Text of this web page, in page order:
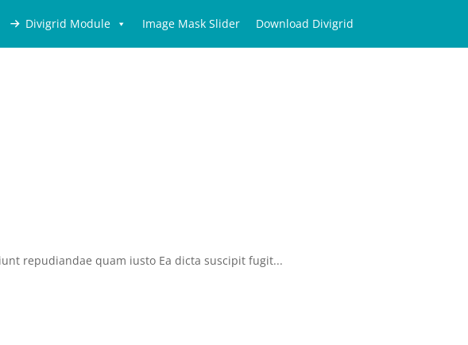
Divigrid Module Image Mask Slider Download Divigrid
repudiandae quam iusto Ea dicta suscipit fugit...